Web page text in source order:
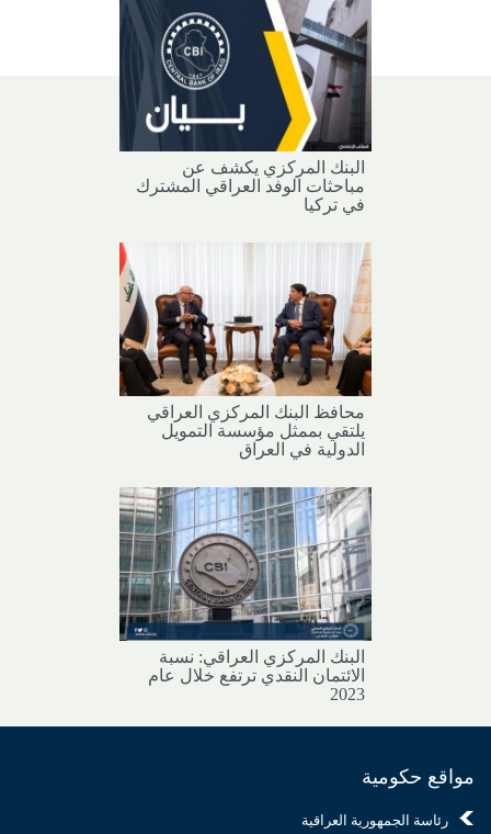
البنك المركزي يكشف عن
مباحثات الوفد العراقي المشترك
في تركيا
محافظ البنك المركزي العراقي
يلتقي بممثل مؤسسة التمويل
الدولية في العراق
البنك المركزي العراقي: نسبة
الائتمان النقدي ترتفع خلال عام
2023
مواقع حكومية
رئاسة الجمهورية العراقية